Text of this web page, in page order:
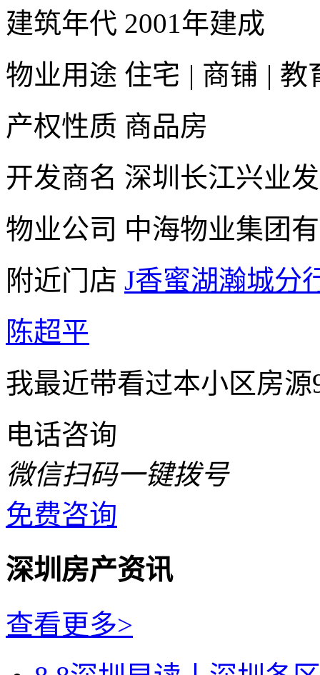
建筑年代 2001年建成
物业用途 住宅 | 商铺 | 教
产权性质 商品房
开发商名 深圳长江兴业
物业公司 中海物业集团
附近门店 J香蜜湖瀚城分
陈超平
我最近带看过本小区房
电话咨询
微信扫码一键拨号
免费咨询
深圳房产资讯
查看更多>